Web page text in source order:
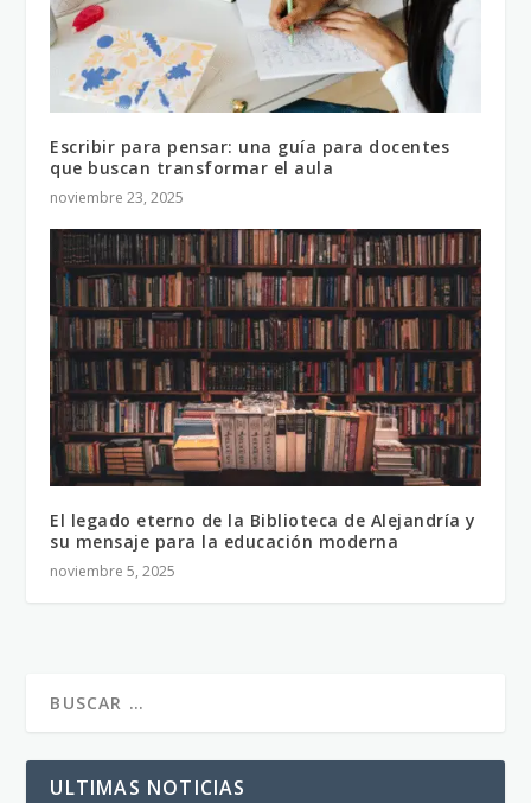
Escribir para pensar: una guía para docentes
que buscan transformar el aula
noviembre 23, 2025
El legado eterno de la Biblioteca de Alejandría y
su mensaje para la educación moderna
noviembre 5, 2025
ULTIMAS NOTICIAS